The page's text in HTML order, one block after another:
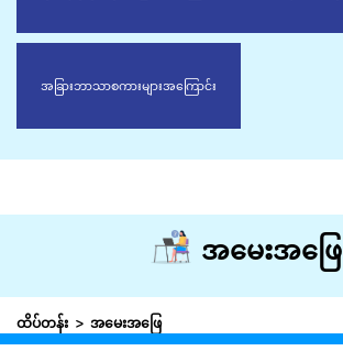
အခြားဘာသာစကားများအကြောင်း
အမေးအဖြေ
ထိပ်တန်း အမေးအဖြေ